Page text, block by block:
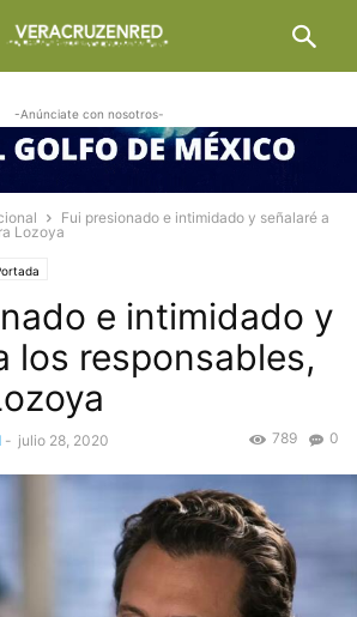
-Anúnciate con nosotros-
Fui presionado e intimidado y señalaré a
Lozoya
e intimidado y
los responsables,
- julio 28, 2020 0
789